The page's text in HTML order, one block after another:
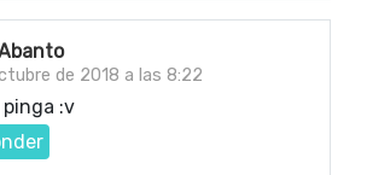
de 2018 a las 8:22
:v